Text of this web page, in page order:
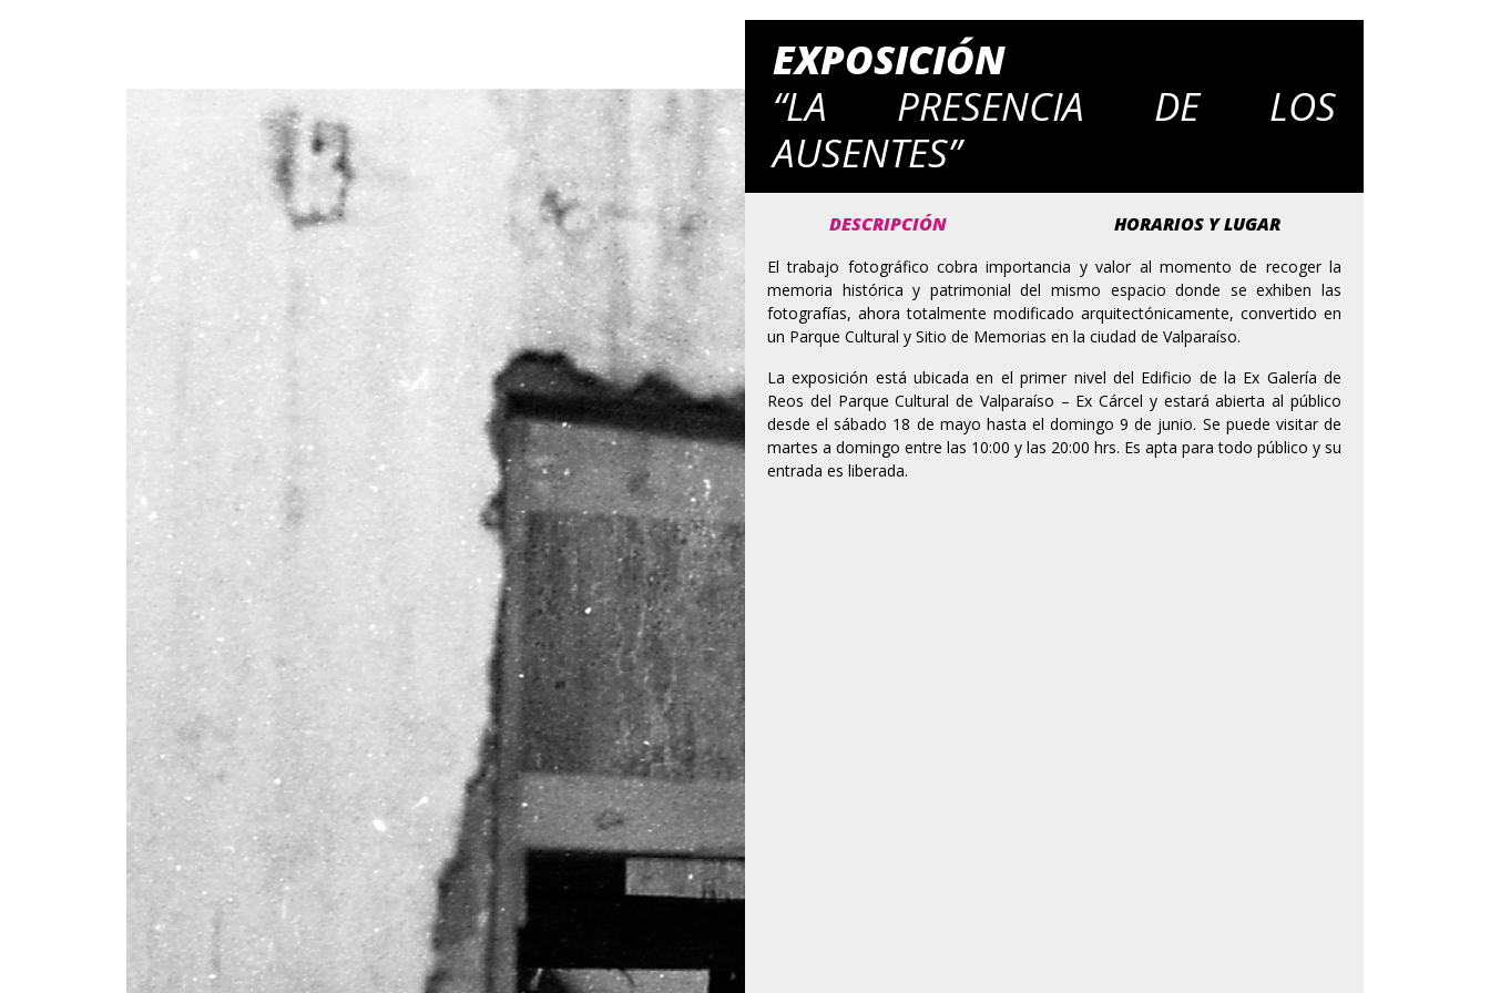
EXPOSICIÓN
“LA PRESENCIA DE LOS
AUSENTES”
DESCRIPCIÓN HORARIOS Y LUGAR
El trabajo fotográfico cobra importancia y valor al momento de recoger la
memoria histórica y patrimonial del mismo espacio donde se exhiben las
fotografías, ahora totalmente modificado arquitectónicamente, convertido en
un Parque Cultural y Sitio de Memorias en la ciudad de Valparaíso.
La exposición está ubicada en el primer nivel del Edificio de la Ex Galería de
Reos del Parque Cultural de Valparaíso – Ex Cárcel y estará abierta al público
desde el sábado 18 de mayo hasta el domingo 9 de junio. Se puede visitar de
martes a domingo entre las 10:00 y las 20:00 hrs. Es apta para todo público y su
entrada es liberada.